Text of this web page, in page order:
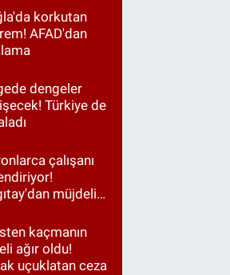
korkutan
AFAD'dan
dengeler
Türkiye de
çalışanı
müjdeli
kaçmanın
ağır oldu!
uçuklatan ceza